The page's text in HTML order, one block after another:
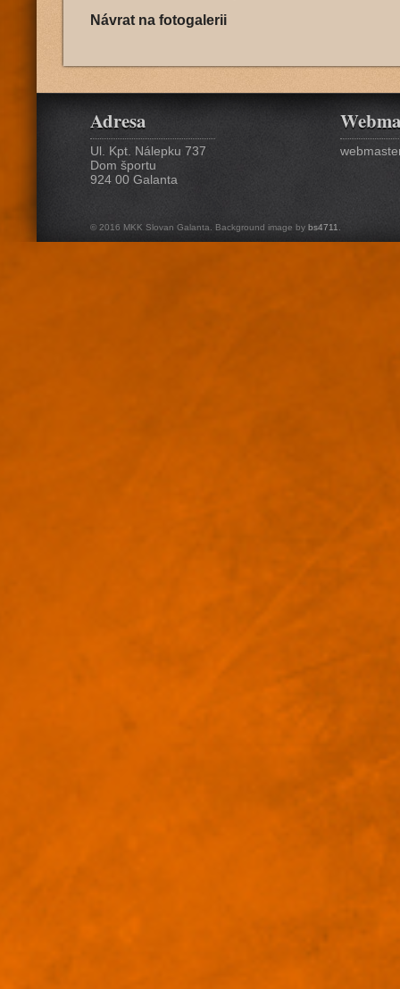
Návrat na fotogalerii
Adresa
Ul. Kpt. Nálepku 737
Dom športu
924 00 Galanta
© 2016 MKK Slovan Galanta. Background image by bs4711